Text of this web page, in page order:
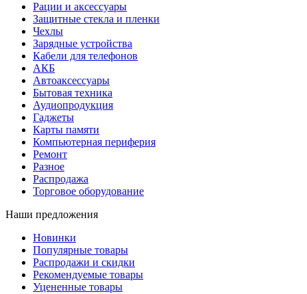
Рации и аксессуары
Защитные стекла и пленки
Чехлы
Зарядные устройства
Кабели для телефонов
АКБ
Автоаксессуары
Бытовая техника
Аудиопродукция
Гаджеты
Карты памяти
Компьютерная периферия
Ремонт
Разное
Распродажа
Торговое оборудование
Наши предложения
Новинки
Популярные товары
Распродажи и скидки
Рекомендуемые товары
Уцененные товары